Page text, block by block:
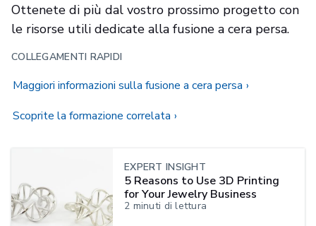
Ottenete di più dal vostro prossimo progetto con
le risorse utili dedicate alla fusione a cera persa.
COLLEGAMENTI RAPIDI
Maggiori informazioni sulla fusione a cera persa
Scoprite la formazione correlata
EXPERT INSIGHT
5 Reasons to Use 3D Printing
for Your Jewelry Business
2 minuti di lettura